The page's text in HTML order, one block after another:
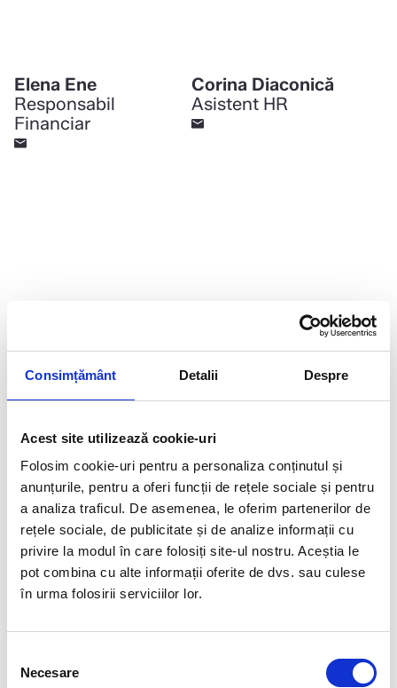
Consimțământ Detalii Despre
Acest site utilizează cookie-uri
Folosim cookie-uri pentru a personaliza conținutul și
anunțurile, pentru a oferi funcții de rețele sociale și pentru
a analiza traficul. De asemenea, le oferim partenerilor de
rețele sociale, de publicitate și de analize informații cu
privire la modul în care folosiți site-ul nostru. Aceștia le
pot combina cu alte informații oferite de dvs. sau culese
în urma folosirii serviciilor lor.
consimțământului
Necesare
Elena Ene
Responsabil
Financiar
Corina Diaconică
Asistent HR
Laura Muntean
Coordonator
Irina Simeanu
Asistent recepție